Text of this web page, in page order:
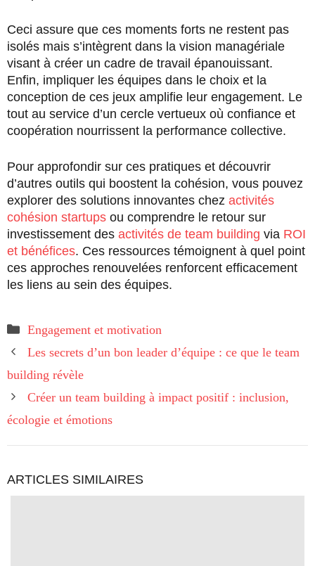
Ceci assure que ces moments forts ne restent pas
isolés mais s’intègrent dans la vision managériale
visant à créer un cadre de travail épanouissant.
Enfin, impliquer les équipes dans le choix et la
conception de ces jeux amplifie leur engagement. Le
tout au service d’un cercle vertueux où confiance et
coopération nourrissent la performance collective.
Pour approfondir sur ces pratiques et découvrir
d’autres outils qui boostent la cohésion, vous pouvez
explorer des solutions innovantes chez activités
cohésion startups ou comprendre le retour sur
investissement des activités de team building via ROI
et bénéfices. Ces ressources témoignent à quel point
ces approches renouvelées renforcent efficacement
les liens au sein des équipes.
Catégories
Engagement et motivation
Les secrets d’un bon leader d’équipe : ce que le team
building révèle
Créer un team building à impact positif : inclusion,
écologie et émotions
ARTICLES SIMILAIRES